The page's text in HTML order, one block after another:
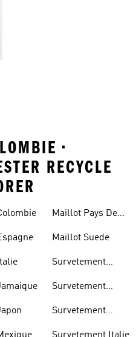
•
RECYCLE
Maillot Pays De
Maillot Suede
Survetement
Survetement
Survetement